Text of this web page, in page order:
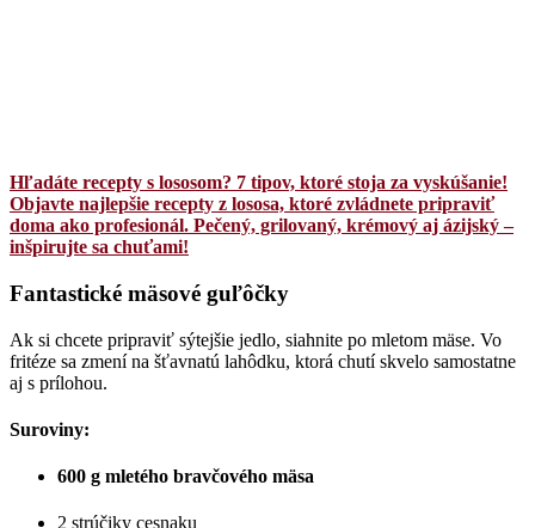
Hľadáte recepty s lososom? 7 tipov, ktoré stoja za vyskúšanie!
Objavte najlepšie recepty z lososa, ktoré zvládnete pripraviť
doma ako profesionál. Pečený, grilovaný, krémový aj ázijský –
inšpirujte sa chuťami!
Fantastické mäsové guľôčky
Ak si chcete pripraviť sýtejšie jedlo, siahnite po mletom mäse. Vo
fritéze sa zmení na šťavnatú lahôdku, ktorá chutí skvelo samostatne
aj s prílohou.
Suroviny:
600 g mletého bravčového mäsa
2 strúčiky cesnaku